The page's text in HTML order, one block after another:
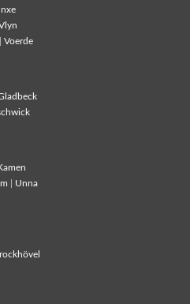
Voerde
Unna